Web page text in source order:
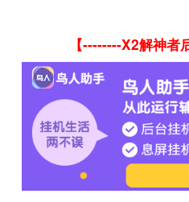
【--------X2解神者